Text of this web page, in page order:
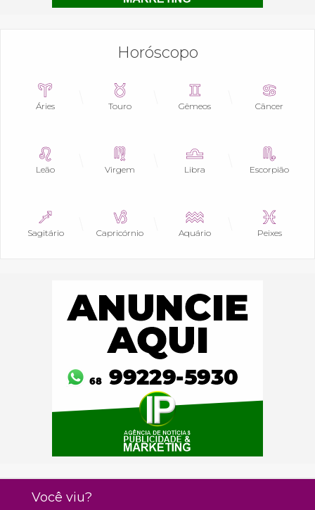
Horóscopo
Áries Touro Gêmeos Câncer
Leão Virgem Libra Escorpião
Sagitário Capricórnio Aquário Peixes
Você viu?